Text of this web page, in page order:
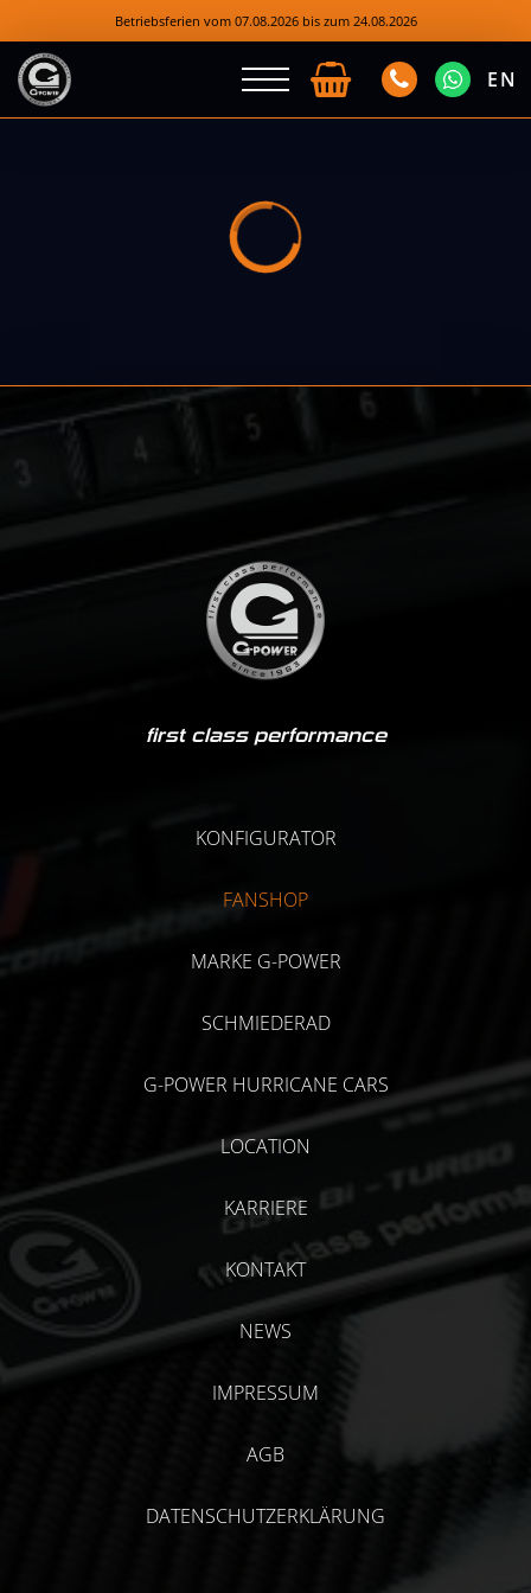
Betriebsferien vom 07.08.2026 bis zum 24.08.2026
EN
first class performance
KONFIGURATOR
FANSHOP
MARKE G-POWER
SCHMIEDERAD
G-POWER HURRICANE CARS
LOCATION
KARRIERE
KONTAKT
NEWS
IMPRESSUM
AGB
DATENSCHUTZERKLÄRUNG